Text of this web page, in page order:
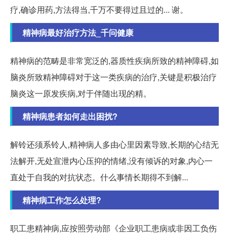
疗,确诊用药,方法得当,千万不要得过且过的... 谢。
精神病最好治疗方法_千问健康
精神病的范畴是非常宽泛的,器质性疾病所致的精神障碍,如
脑炎所致精神障碍对于这一类疾病的治疗,关键是积极治疗
脑炎这一原发疾病,对于伴随出现的精。
精神病患者如何走出困扰?
解铃还须系铃人,精神病人多由心里因素导致,长期的心结无
法解开,无处宣泄内心压抑的情绪,没有倾诉的对象,内心一
直处于自我的对抗状态。什么事情长期得不到解...
精神病工作怎么处理?
职工患精神病,应按照劳动部《企业职工患病或非因工负伤